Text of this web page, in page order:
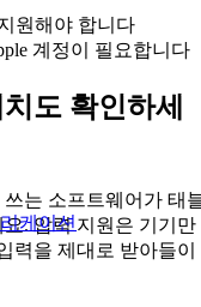
케이션
원해야 합니다
계정이 필요합니다
도 확인하세
는 소프트웨어가 태
. 압력 지원은 기기만
력을 제대로 받아들이